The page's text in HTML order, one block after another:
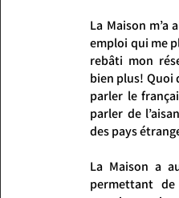
La Maison m’a
emploi qui me
rebâti mon
bien plus! Quoi
parler le
parler de
des pays
La Maison a
permettant